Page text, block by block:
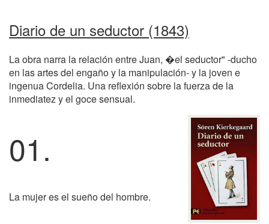
Diario de un seductor (1843)
La obra narra la relación entre Juan, �el seductor" -ducho
en las artes del engaño y la manipulación- y la joven e
ingenua Cordelia. Una reflexión sobre la fuerza de la
inmediatez y el goce sensual.
01.
La mujer es el sueño del hombre.